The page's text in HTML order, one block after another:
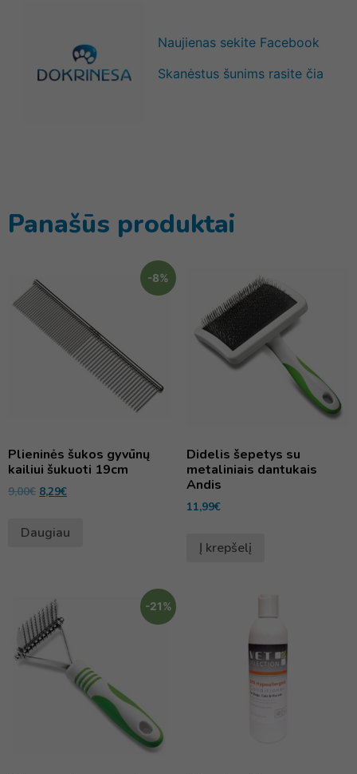
Naujienas sekite Facebook
Skanėstus šunims rasite čia
Panašūs produktai
-8%
Plieninės šukos gyvūnų
kailiui šukuoti 19cm
9,00€ 8,29€
Daugiau
Didelis šepetys su
metaliniais dantukais
Andis
11,99€
Į krepšelį
-21%